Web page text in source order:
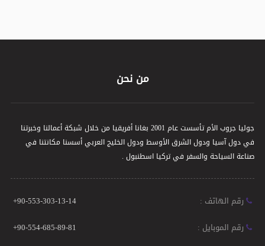
من نحن
جوليا جروب الأم تأسست عام 2001 بغانا أفريقيا من خلال شبكة أعمالنا وخبرتنا
في دول آسيا ودول الشرق الأوسط ودول الخليج العربي أسسنا مكانتنا في
صناعة السياحة والسفر في تركيا اسطنبول .
رقم الهاتف :
+90-553-303-13-14
رقم الموبايل :
+90-554-685-89-81